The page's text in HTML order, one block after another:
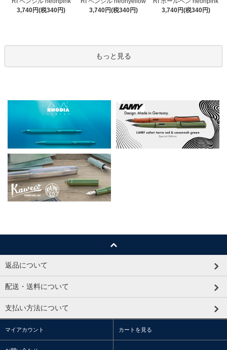
3,740円(税340円)
3,740円(税340円)
3,740円(税340円)
もっと見る
返品について
配送・送料について
支払い方法について
マイアカウント カートを見る